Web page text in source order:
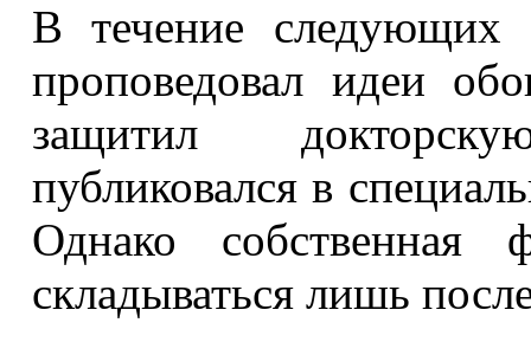
В течение следующих
проповедовал идеи
защитил
публиковался в
Однако собственная
складываться лишь